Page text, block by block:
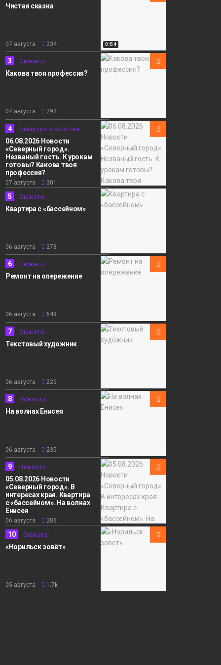
Сюжеты
0:54
Чистая сказка
07 августа 234
3 Сюжеты
Какова твоя профессия?
07 августа 293
4 Выпуски новостей
06.08.2026 Новости
«Северный город».
Незваный гость. К урокам
готовы? Какова твоя
профессия?
07 августа 301
5 Сюжеты
Квартира с «бассейном»
06 августа 278
6 Сюжеты
Ремонт на опережение
06 августа 649
7 Сюжеты
Текстовый художник
06 августа 225
8 Новости
На волнах Енисея
06 августа 235
9 Новости
05.08.2026 Новости
«Северный город». В
интересах края. Квартира
с «бассейном». На волнах
Енисея
06 августа 286
10 Сюжеты
«Норильск зовёт»
05 августа 1.7k